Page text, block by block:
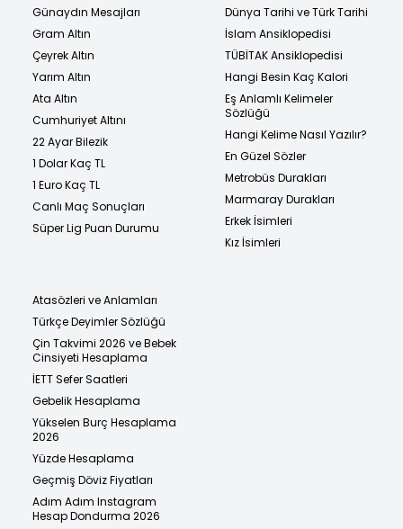
Günaydın Mesajları
Gram Altın
Çeyrek Altın
Yarım Altın
Ata Altın
Cumhuriyet Altını
22 Ayar Bilezik
1 Dolar Kaç TL
1 Euro Kaç TL
Canlı Maç Sonuçları
Süper Lig Puan Durumu
Dünya Tarihi ve Türk Tarihi
İslam Ansiklopedisi
TÜBİTAK Ansiklopedisi
Hangi Besin Kaç Kalori
Eş Anlamlı Kelimeler
Sözlüğü
Hangi Kelime Nasıl Yazılır?
En Güzel Sözler
Metrobüs Durakları
Marmaray Durakları
Erkek İsimleri
Kız İsimleri
Atasözleri ve Anlamları
Türkçe Deyimler Sözlüğü
Çin Takvimi 2026 ve Bebek
Cinsiyeti Hesaplama
İETT Sefer Saatleri
Gebelik Hesaplama
Yükselen Burç Hesaplama
2026
Yüzde Hesaplama
Geçmiş Döviz Fiyatları
Adım Adım Instagram
Hesap Dondurma 2026